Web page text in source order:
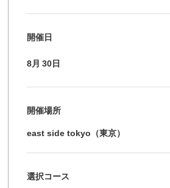
開催日
8月 30日
開催場所
east side tokyo（東京）
選択コース